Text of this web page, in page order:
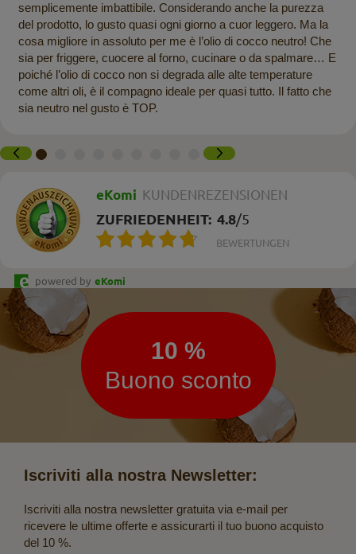
semplicemente imbattibile. Considerando anche la purezza
del prodotto, lo gusto quasi ogni giorno a cuor leggero. Ma la
cosa migliore in assoluto per me è l’olio di cocco neutro! Che
sia per friggere, cuocere al forno, cucinare o da spalmare… E
poiché l’olio di cocco non si degrada alle alte temperature
come altri oli, è il compagno ideale per quasi tutto. Il fatto che
sia neutro nel gusto è TOP.
eKomi KUNDENREZENSIONEN
ZUFRIEDENHEIT: 4.8/5
BEWERTUNGEN
powered by eKomi
Newsletter
10 %
Buono sconto
Iscriviti alla nostra Newsletter:
Iscriviti alla nostra newsletter gratuita via e-mail per
ricevere le ultime offerte e assicurarti il tuo buono acquisto
del 10 %.